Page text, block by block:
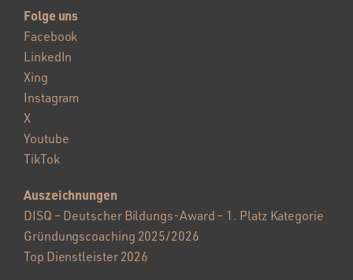
Folge uns
Facebook
LinkedIn
Xing
Instagram
X
Youtube
TikTok
Auszeichnungen
DISQ – Deutscher Bildungs-Award – 1. Platz Kategorie
Gründungscoaching 2025/2026
Top Dienstleister 2026